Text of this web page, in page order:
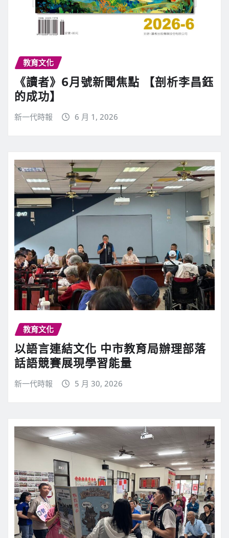
教育文化
《讀者》6月號新聞焦點 【剖析李昌鈺
的成功】
新一代時報 6 月 1, 2026
教育文化
以語言連結文化 中市教育局辦理部落
話語競賽展現學習能量
新一代時報 5 月 30, 2026